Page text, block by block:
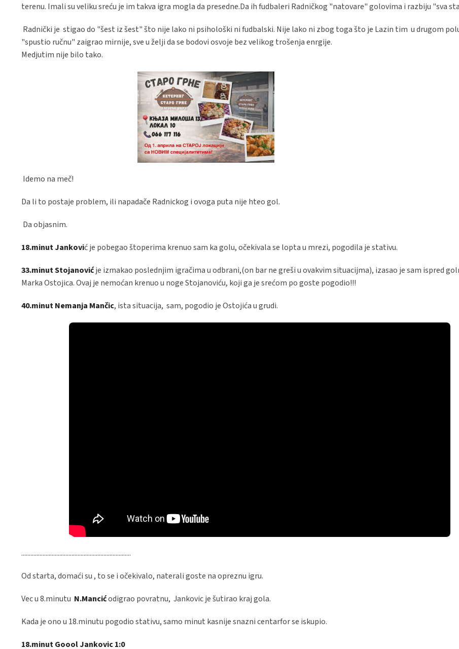
terenu. Imali su veliku sreću je im takva igra mogla da presedne.Da ih fudbaleri Radničkog "natovare" golovima i razbiju "sva
Radnički je stigao do "šest iz šest" što nije lako ni psihološki ni fudbalski. Nije lako ni zbog toga što je Lazin tim u drugom
"spustio ručnu" zaigrao mirnije, sve u želji da se bodovi osvoje bez velikog trošenja enrgije.
Medjutim nije bilo tako.
Idemo na meč!
Da li to postaje problem, ili napadače Radnickog i ovoga puta nije hteo gol.
Da objasnim.
18.minutJanković je pobegao štoperima krenuo sam ka golu, očekivala se lopta u mrezi, pogodila je stativu.
33.minut Stojanovićje izmakao poslednjim igračima u odbrani,(on bar ne greši u ovakvim situacijma), izasao je sam ispred
Marka Ostojica. Ovaj je nemoćan krenuo u noge Stojanoviću, koji ga je srećom po goste pogodio!!!
40.minut Nemanja Mančic, ista situacija, sam, pogodio je Ostojića u grudi.
........................................................................
Od starta, domaći su , to se i očekivalo, naterali goste na opreznu igru.
Vec u 8.minutu N.Mancićodigrao povratnu, Jankovic je šutirao kraj gola.
Kada je ono u 18.minutu pogodio stativu, samo minut kasnije snazni centarfor se iskupio.
18.minut Goool Jankovic 1:0